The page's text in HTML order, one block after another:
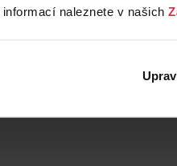
naleznete v našich